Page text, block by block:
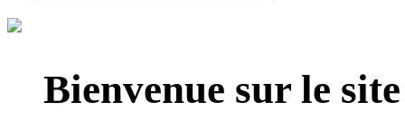
Bienvenue sur le